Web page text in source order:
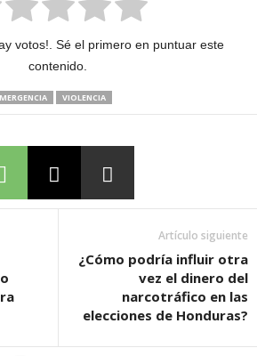
votos!. Sé el primero en puntuar este
contenido.
VIOLENCIA
Artículo siguiente
¿Cómo podría influir otra
vez el dinero del
narcotráfico en las
elecciones de Honduras?